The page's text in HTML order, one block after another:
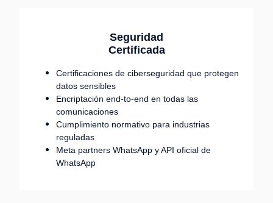
Seguridad
Certificada
Certificaciones de ciberseguridad que protegen
datos sensibles
Encriptación end-to-end en todas las
comunicaciones
Cumplimiento normativo para industrias
reguladas
Meta partners WhatsApp y API oficial de
WhatsApp